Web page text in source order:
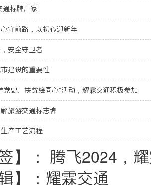
通标牌厂家
守前路，以初心迎新年
安全守卫者
建设的重要性
党史、扶贫绘同心”活动，耀霖交通积极参加
旅游交通标志牌
产工艺流程
】：
腾飞2024，
】： 耀霖交通